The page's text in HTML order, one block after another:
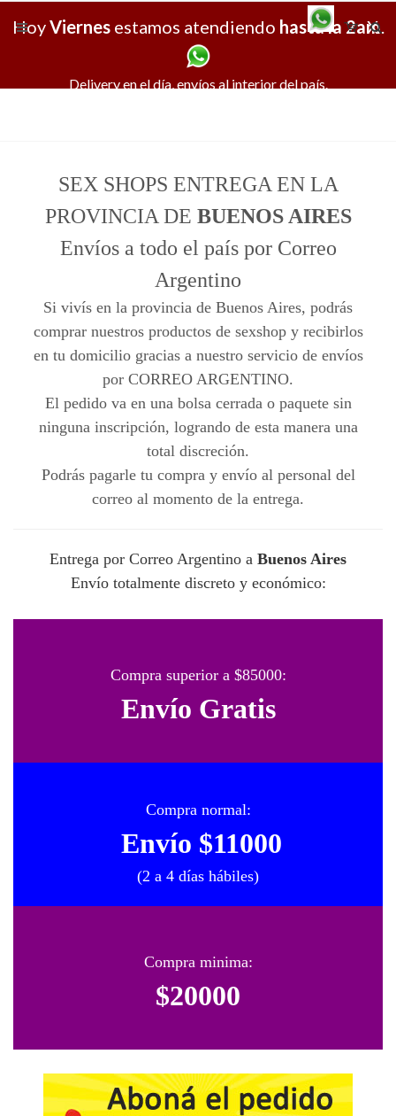
X
HoyViernesestamos atendiendo hasta la 2am.
Delivery en el día, envíos al interior del país.
SEX SHOPS ENTREGA EN LA
PROVINCIA DE BUENOS AIRES
Envíos a todo el país por Correo
Argentino
Si vivís en la provincia de Buenos Aires, podrás
comprar nuestros productos de sexshop y recibirlos
en tu domicilio gracias a nuestro servicio de envíos
por CORREO ARGENTINO.
El pedido va en una bolsa cerrada o paquete sin
ninguna inscripción, logrando de esta manera una
total discreción.
Podrás pagarle tu compra y envío al personal del
correo al momento de la entrega.
Entrega por Correo Argentino a Buenos Aires
Envío totalmente discreto y económico:
Compra superior a $85000:
Envío Gratis
Compra normal:
Envío $11000
(2 a 4 días hábiles)
Compra minima:
$20000